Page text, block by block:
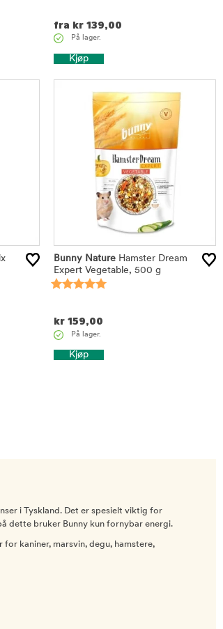
fra kr 139,00
På lager.
Kjøp
Bunny NatureHamster Dream
Expert Vegetable, 500 g
kr 159,00
På lager.
Kjøp
i Tyskland. Det er spesielt viktig for
dette bruker Bunny kun fornybar energi.
kaniner, marsvin, degu, hamstere,